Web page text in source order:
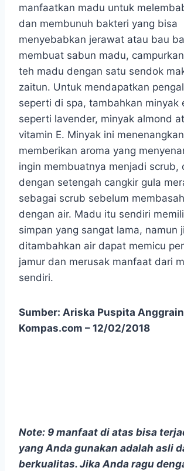
manfaatkan madu untuk
dan membunuh bakteri yang bisa
menyebabkan jerawat atau bau
membuat sabun madu,
teh madu dengan satu sendok
zaitun. Untuk mendapatkan
seperti di spa, tambahkan minyak
seperti lavender, minyak almond
vitamin E. Minyak ini
memberikan aroma yang
ingin membuatnya menjadi scrub,
dengan setengah cangkir gula
sebagai scrub sebelum
dengan air. Madu itu sendiri
simpan yang sangat lama, namun
ditambahkan air dapat memicu
jamur dan merusak manfaat dari
sendiri.
Sumber: Ariska Puspita
Kompas.com – 12/02/2018
Note: 9 manfaat di atas bisa
yang Anda gunakan adalah asli
berkualitas. Jika Anda ragu